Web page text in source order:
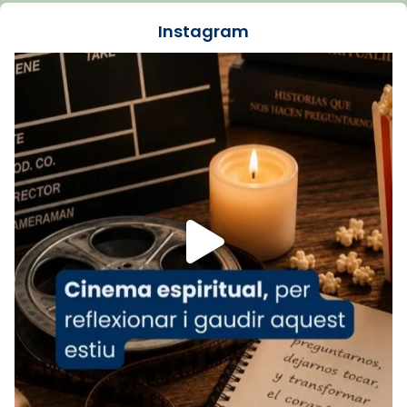
Foto
View on Facebook Share
Arquebisbat de Barcelonais at Catedral
de Barcelona.
1 week ago
Aquest dilluns, 27 de juliol, ha tingut lloc la
missa d’acció de gràcies en agraïment al
comitè organitzador de la visita apostòlica
del Sant Pare Lleó XIV a Barcelona, i als
col·laboradors, a la Catedral de Barcelona.
L’arquebisbe de Barcelona, el cardenal Joan
Josep Omella, ha presidit la missa i l’ha
concelebrat el bisbe auxiliar de Barcelona,
Mons. David Abadías.
Instagram